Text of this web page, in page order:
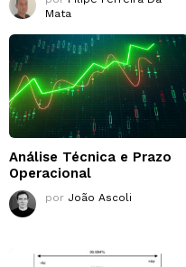
Mata
Análise Técnica e Prazo
Operacional
por João Ascoli